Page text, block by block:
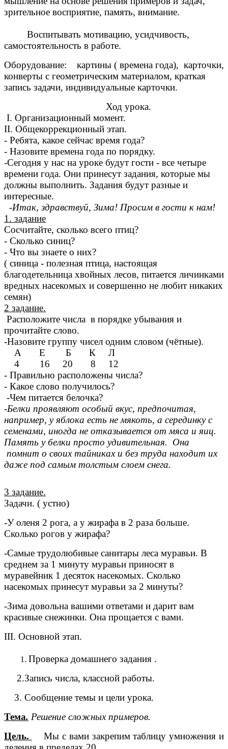
зрительное восприятие, память, внимание.
Воспитывать мотивацию, усидчивость,
самостоятельность в работе.
Оборудование: картины ( времена года), карточки,
конверты с геометрическим материалом, краткая
запись задачи, индивидуальные карточки.
Ход урока.
I. Организационный момент.
II. Общекоррекционный этап.
- Ребята, какое сейчас время года?
- Назовите времена года по порядку.
-Сегодня у нас на уроке будут гости - все четыре
времени года. Они принесут задания, которые мы
должны выполнить. Задания будут разные и
интересные.
-Итак, здравствуй, Зима! Просим в гости к нам!
1. задание
Сосчитайте, сколько всего птиц?
- Сколько синиц?
- Что вы знаете о них?
( синица - полезная птица, настоящая
благодетельница хвойных лесов, питается личинками
вредных насекомых и совершенно не любит никаких
семян)
2 задание.
Расположите числа в порядке убывания и
прочитайте слово.
-Назовите группу чисел одним словом (чётные).
А Е Б К Л
4 16 20 8 12
- Правильно расположены числа?
- Какое слово получилось?
-Чем питается белочка?
-Белки проявляют особый вкус, предпочитая,
например, у яблока есть не мякоть, а серединку с
семенами, иногда не отказывается от мяса и яиц.
Память у белки просто удивительная. Она
помнит о своих тайниках и без труда находит их
даже под самым толстым слоем снега.
3 задание.
Задачи. ( устно)
-У оленя 2 рога, а у жирафа в 2 раза больше.
Сколько рогов у жирафа?
-Самые трудолюбивые санитары леса муравьи. В
среднем за 1 минуту муравьи приносят в
муравейник 1 десяток насекомых. Сколько
насекомых принесут муравьи за 2 минуты?
-Зима довольна вашими ответами и дарит вам
красивые снежинки. Она прощается с вами.
III. Основной этап.
Проверка домашнего задания .
2.Запись числа, классной работы.
3. Сообщение темы и цели урока.
Тема. Решение сложных примеров.
Цель.
Мы с вами закрепим таблицу умножения и